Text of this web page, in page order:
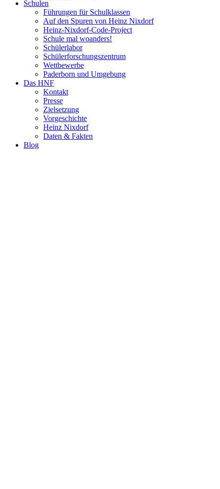
Schulen
Führungen für Schulklassen
Auf den Spuren von Heinz Nixdorf
Heinz-Nixdorf-Code-Project
Schule mal woanders!
Schülerlabor
Schülerforschungszentrum
Wettbewerbe
Paderborn und Umgebung
Das HNF
Kontakt
Presse
Zielsetzung
Vorgeschichte
Heinz Nixdorf
Daten & Fakten
Blog